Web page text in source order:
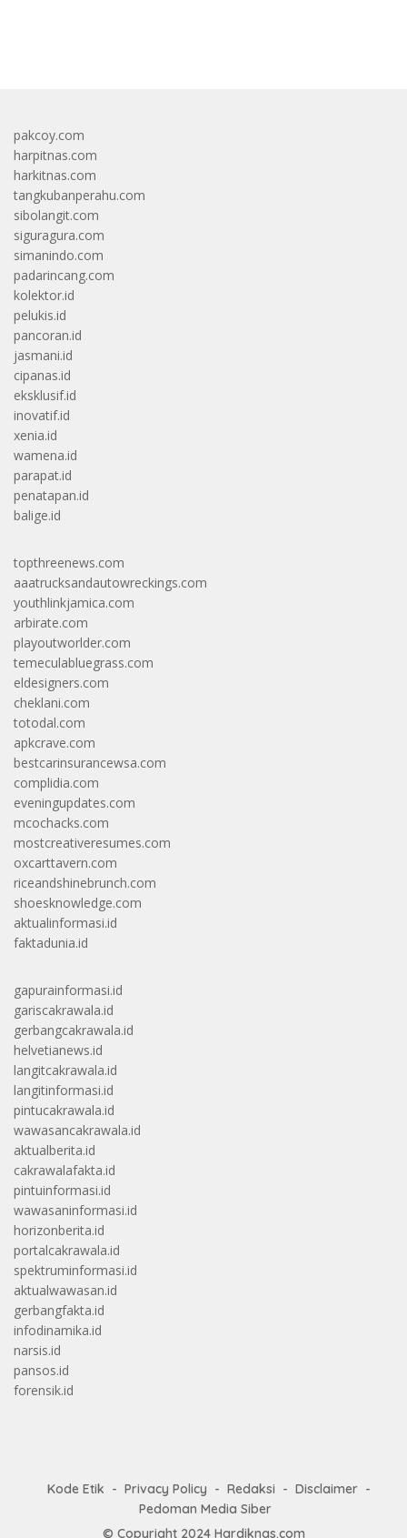
pakcoy.com
harpitnas.com
harkitnas.com
tangkubanperahu.com
sibolangit.com
siguragura.com
simanindo.com
padarincang.com
kolektor.id
pelukis.id
pancoran.id
jasmani.id
cipanas.id
eksklusif.id
inovatif.id
xenia.id
wamena.id
parapat.id
penatapan.id
balige.id
topthreenews.com
aaatrucksandautowreckings.com
youthlinkjamica.com
arbirate.com
playoutworlder.com
temeculabluegrass.com
eldesigners.com
cheklani.com
totodal.com
apkcrave.com
bestcarinsurancewsa.com
complidia.com
eveningupdates.com
mcochacks.com
mostcreativeresumes.com
oxcarttavern.com
riceandshinebrunch.com
shoesknowledge.com
aktualinformasi.id
faktadunia.id
gapurainformasi.id
gariscakrawala.id
gerbangcakrawala.id
helvetianews.id
langitcakrawala.id
langitinformasi.id
pintucakrawala.id
wawasancakrawala.id
aktualberita.id
cakrawalafakta.id
pintuinformasi.id
wawasaninformasi.id
horizonberita.id
portalcakrawala.id
spektruminformasi.id
aktualwawasan.id
gerbangfakta.id
infodinamika.id
narsis.id
pansos.id
forensik.id
Kode Etik Privacy Policy Redaksi
Disclaimer
Pedoman Media Siber
© Copyright 2024 Hardiknas.com